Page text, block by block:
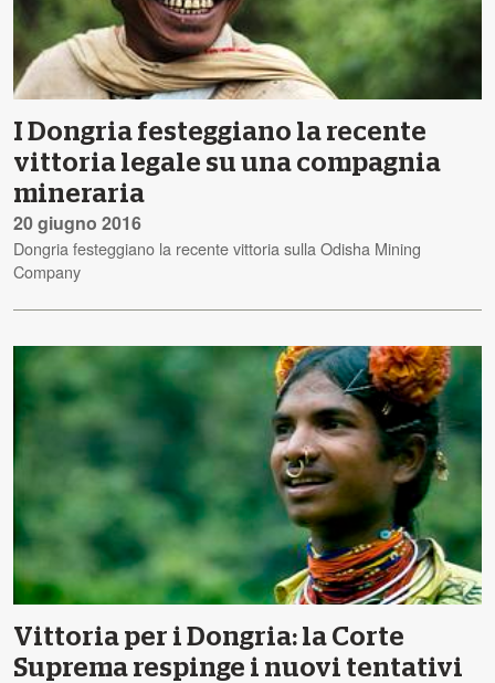
I Dongria festeggiano la recente
vittoria legale su una compagnia
mineraria
20 giugno 2016
Dongria festeggiano la recente vittoria sulla Odisha Mining
Company
Vittoria per i Dongria: la Corte
Suprema respinge i nuovi tentativi